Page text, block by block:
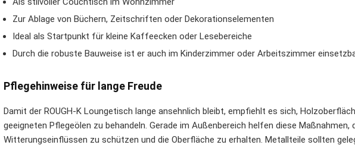
Zur Ablage von Büchern, Zeitschriften oder Dekorationselementen
Ideal als Startpunkt für kleine Kaffeecken oder Lesebereiche
Durch die robuste Bauweise ist er auch im Kinderzimmer oder Arbeitszimmer
Pflegehinweise für lange Freude
Damit der ROUGH-K Loungetisch lange ansehnlich bleibt, empfiehlt es sich,
geeigneten Pflegeölen zu behandeln. Gerade im Außenbereich helfen diese Maßnahmen,
Witterungseinflüssen zu schützen und die Oberfläche zu erhalten. Metallteile sollten